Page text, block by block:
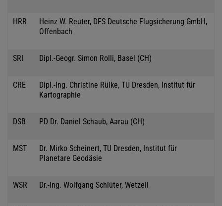
HRR
Heinz W. Reuter, DFS Deutsche Flugsicherung GmbH,
Offenbach
SRI Dipl.-Geogr. Simon Rolli, Basel (CH)
CRE
Dipl.-Ing. Christine Rülke, TU Dresden, Institut für
Kartographie
DSB PD Dr. Daniel Schaub, Aarau (CH)
MST
Dr. Mirko Scheinert, TU Dresden, Institut für
Planetare Geodäsie
WSR Dr.-Ing. Wolfgang Schlüter, Wetzell